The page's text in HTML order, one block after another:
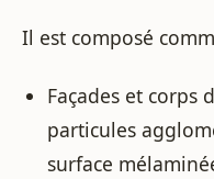
Il est composé
Façades et corps
particules
surface